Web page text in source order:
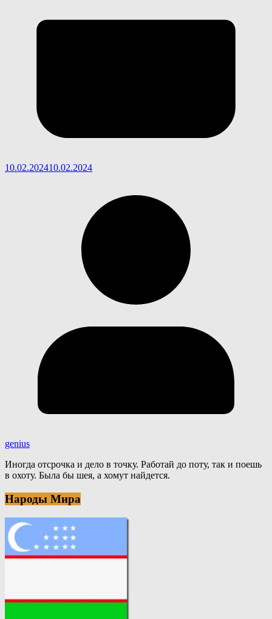
10.02.202410.02.2024
genius
Иногда отсрочка и дело в точку. Работай до поту, так и поешь
в охоту. Была бы шея, а хомут найдется.
Народы Мира